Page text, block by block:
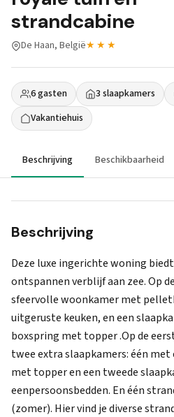
strandcabine
De Haan, België★★★
6 gasten 3 slaapkamers
Vakantiehuis
Beschrijving Beschikbaarheid
Beschrijving
Deze luxe ingerichte woning
ontspannen verblijf aan zee. Op
sfeervolle woonkamer met
uitgeruste keuken, en een
boxspring met topper .Op de
twee extra slaapkamers: één met
met topper en een tweede
eenpersoonsbedden. En één
(zomer). Hier vind je diverse